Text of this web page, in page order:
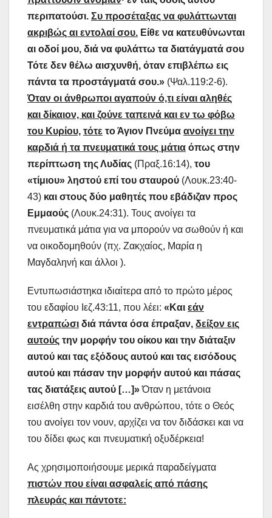
περιπατούσι. Συ προσέταξας να φυλάττωνται
ακριβώς αι εντολαί σου. Είθε να κατευθύνωνται
αι οδοί μου, διά να φυλάττω τα διατάγματά σου
Τότε δεν θέλω αισχυνθή, όταν επιβλέπω εις
πάντα τα προστάγματά σου.» (Ψαλ.119:2-6).
Όταν οι άνθρωποι αγαπούν ό,τι είναι αληθές
και δίκαιον, και ζούνε ταπεινά και εν τω φόβω
του Κυρίου, τότε το Άγιον Πνεύμα ανοίγει την
καρδιά ή τα πνευματικά τους μάτια όπως στην
περίπτωση της Λυδίας (Πραξ.16:14), του
«τίμιου» ληστού επί του σταυρού (Λουκ.23:40-
43) και στους δύο μαθητές που εβάδιζαν προς
Εμμαούς (Λουκ.24:31). Τους ανοίγει τα
πνευματικά μάτια για να μπορούν να σωθούν ή και
να οικοδομηθούν (πχ. Ζακχαίος, Μαρία η
Μαγδαληνή και άλλοι ).
Εντυπωσιάστηκα ιδιαίτερα από το πρώτο μέρος
του εδαφίου Ιεζ.43:11, που λέει: «Και εάν
εντραπώσι διά πάντα όσα έπραξαν, δείξον εις
αυτούς την μορφήν του οίκου και την διάταξιν
αυτού και τας εξόδους αυτού και τας εισόδους
αυτού και πάσαν την μορφήν αυτού και πάσας
τας διατάξεις αυτού […]»Όταν η μετάνοια
εισέλθη στην καρδιά του ανθρώπου, τότε ο Θεός
του ανοίγει τον νουν, αρχίζει να τον διδάσκει και να
του δίδει φως και πνευματική οξυδέρκεια!
Ας χρησιμοποιήσουμε μερικά παραδείγματα
πιστών που είναι ασφαλείς από πάσης
πλευράς και πάντοτε: